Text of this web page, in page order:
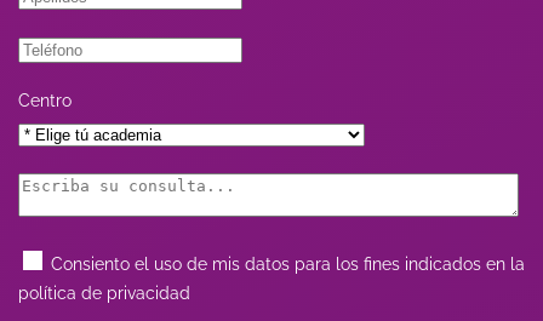
Centro
Consiento el uso de mis datos para los fines indicados en la
política de privacidad